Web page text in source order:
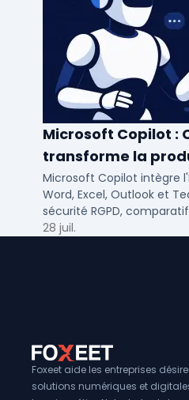
Microsoft Copilot :
transforme la
PME/ETI ?
Microsoft Copilot intègre
Word, Excel, Outlook et
sécurité RGPD,
concrets pour PME et ETI
28 juil.
Foxeet aide les entreprises
solutions numériques et